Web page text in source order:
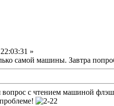
»
самой машины. Завтра
с чтением машиной